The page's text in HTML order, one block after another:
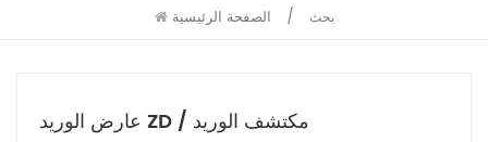
الصفحة الرئيسية / بحث
عارض الوريد ZD / مكتشف الوريد